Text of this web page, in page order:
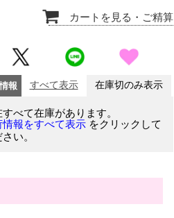
カートを見る ・ご精算
報 すべて表示 在庫切のみ表示
べて在庫があります。
情報をすべて表示 をクリックして
い。